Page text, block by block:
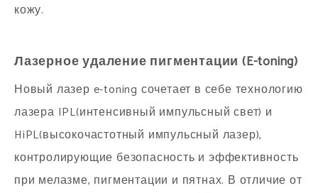
кожу.
Лазерное удаление пигментации (E-toning)
Новый лазер e-toning сочетает в себе технологию
лазера IPL(интенсивный импульсный свет) и
HiPL(высокочастотный импульсный лазер),
контролирующие безопасность и эффективность
при мелазме, пигментации и пятнах. В отличие от